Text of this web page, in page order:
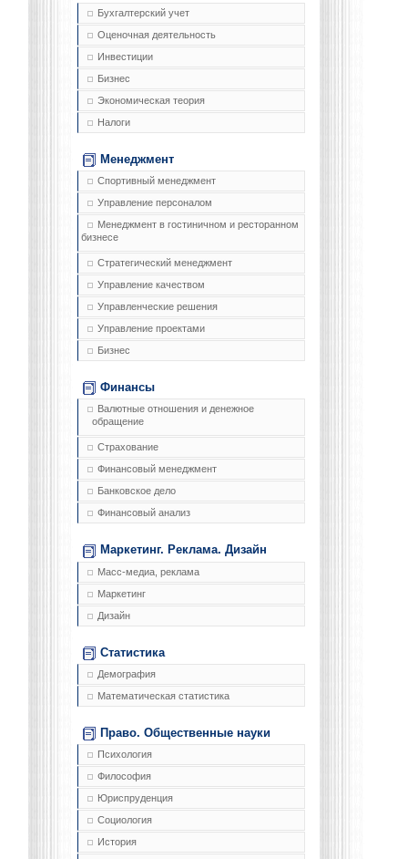
Бухгалтерский учет
Оценочная деятельность
Инвестиции
Бизнес
Экономическая теория
Налоги
Менеджмент
Спортивный менеджмент
Управление персоналом
Менеджмент в гостиничном и ресторанном
бизнесе
Стратегический менеджмент
Управление качеством
Управленческие решения
Управление проектами
Бизнес
Финансы
Валютные отношения и денежное
обращение
Страхование
Финансовый менеджмент
Банковское дело
Финансовый анализ
Маркетинг. Реклама. Дизайн
Масс-медиа, реклама
Маркетинг
Дизайн
Статистика
Демография
Математическая статистика
Право. Общественные науки
Психология
Философия
Юриспруденция
Социология
История